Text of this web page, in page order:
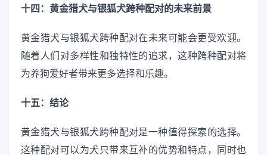
十四：黄金猎犬与银狐犬跨种配对的未来前景
黄金猎犬与银狐犬跨种配对在未来可能会更受欢迎。
随着人们对多样性和独特性的追求，这种跨种配对将
为养狗爱好者带来更多选择和乐趣。
十五：结论
黄金猎犬与银狐犬跨种配对是一种值得探索的选择。
这种配对可以为犬只带来互补的优势和特点，同时也